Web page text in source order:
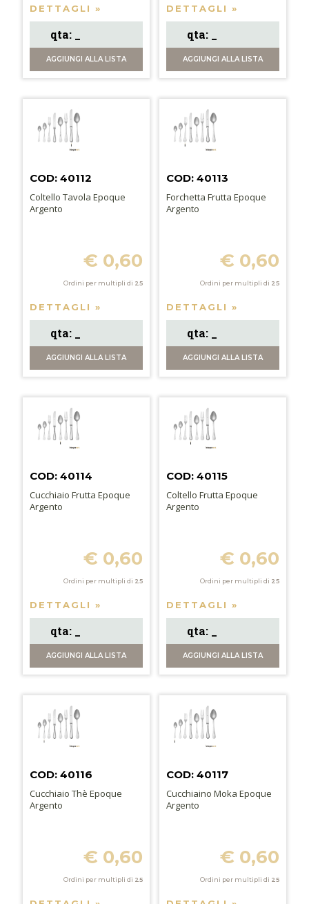
DETTAGLI »
AGGIUNGIALLA LISTA
DETTAGLI »
AGGIUNGI ALLA LISTA
COD: 40112
Coltello Tavola Epoque
Argento
€ 0,60
Ordini per multipli di 25
DETTAGLI »
AGGIUNGIALLA LISTA
COD: 40113
Forchetta Frutta Epoque
Argento
€ 0,60
Ordini per multipli di 25
DETTAGLI »
AGGIUNGI ALLA LISTA
COD: 40114
Cucchiaio Frutta Epoque
Argento
€ 0,60
Ordini per multipli di 25
DETTAGLI »
AGGIUNGIALLA LISTA
COD: 40115
Coltello Frutta Epoque
Argento
€ 0,60
Ordini per multipli di 25
DETTAGLI »
AGGIUNGI ALLA LISTA
COD: 40116
Cucchiaio Thè Epoque
Argento
€ 0,60
Ordini per multipli di 25
COD: 40117
Cucchiaino Moka Epoque
Argento
€ 0,60
Ordini per multipli di 25